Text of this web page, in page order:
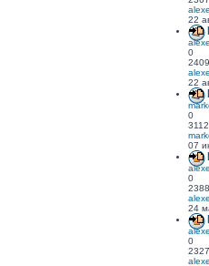
22
0
22
0
07
0
24
0